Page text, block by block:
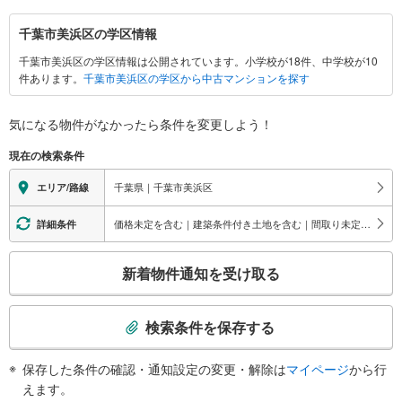
千
葉
市
美
区
関
す
る
情
報
千葉市美浜区の学区情報
千葉市美浜区の学区情報は公開されています。小学校が18件、中学校が10
件あります。 千葉市美浜区の学区から中古マンションを探す
気になる物件がなかったら条件を変更しよう！
現在の検索条件
エリア/路線 千葉県｜千葉市美浜区
詳細条件 価格未定を含む｜建築条件付き土地を含む｜間取り未定を含む｜ビルトインガレージ
検
新着物件通知を受け取る
検索条件を保存する
保存した条件の確認・通知設定の変更・解除はマイページから行
えます。